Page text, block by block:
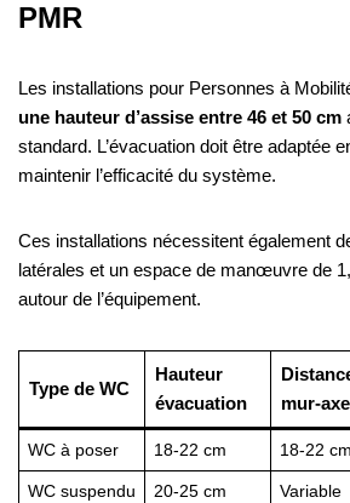
PMR
Les installations pour Personnes à
une hauteur d’assise entre 46 et 50 cm
standard. L’évacuation doit être adaptée
maintenir l’efficacité du système.
Ces installations nécessitent également
latérales et un espace de manœuvre de
autour de l’équipement.
Type de WC
Hauteur
évacuation
mur-axe
WC à poser 18-22 cm 18-22 cm
WC suspendu 20-25 cm Variable